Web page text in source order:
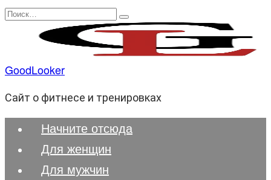
Перейти
содержанию
Search
GoodLooker
Сайт о фитнесе и тренировках
Начните отсюда
Для женщин
Для мужчин